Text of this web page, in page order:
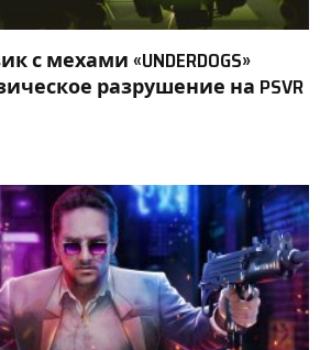
с мехами «UNDERDOGS»
разрушение на PSVR